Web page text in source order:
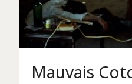
Mauvais